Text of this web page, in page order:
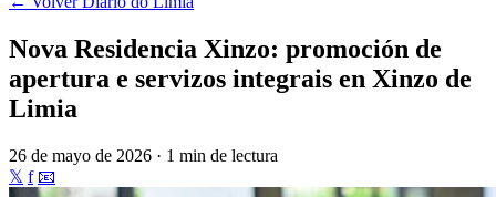
Nova Residencia Xinzo: promoción de
apertura e servizos integrais en Xinzo de
Limia
26 de mayo de 2026 · 1 min de lectura
𝕏 f 📧